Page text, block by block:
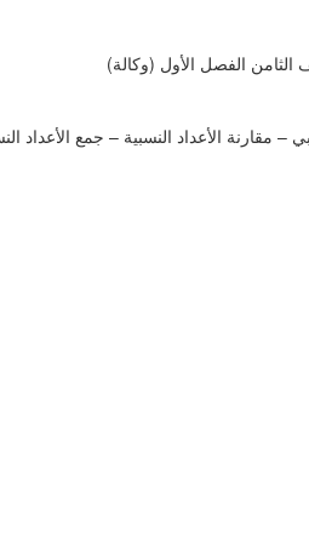
الثامن الفصل الأول (وكالة)
– مقارنة الأعداد النسبية – جمع